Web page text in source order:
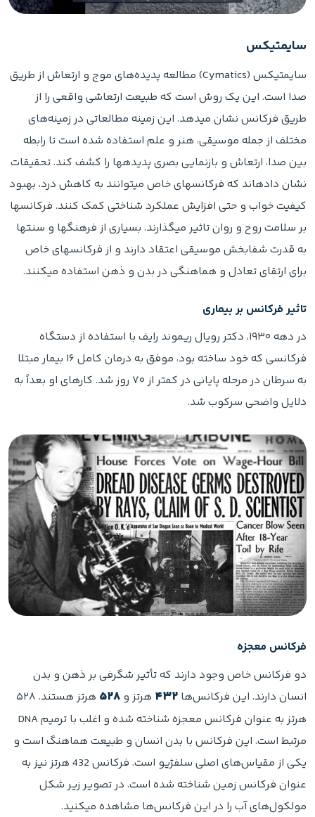
سایمتیکس
سایمتیکس (Cymatics) مطالعه پدیده‌های موج و ارتعاش از طریق
صدا است. این یک روش است که طبیعت ارتعاشی واقعی را از
طریق فرکانس نشان میدهد. این زمینه مطالعاتی در زمینه‌های
مختلف از جمله موسیقی، هنر و علم استفاده شده است تا رابطه
بین صدا، ارتعاش و بازنمایی بصری پدیدهها را کشف کند. تحقیقات
نشان دادهاند که فرکانسهای خاص میتوانند به کاهش درد، بهبود
کیفیت خواب و حتی افزایش عملکرد شناختی کمک کنند. فرکانسها
بر سلامت روح و روان تاثیر میگذارند. بسیاری از فرهنگها و سنتها
به قدرت شفابخش موسیقی اعتقاد دارند و از فرکانسهای خاص
برای ارتقای تعادل و هماهنگی در بدن و ذهن استفاده میکنند.
تاثیر فرکانس بر بیماری
در دهه ۱۹۳۰، دکتر رویال ریموند رایف با استفاده از دستگاه
فرکانسی که خود ساخته بود، موفق به درمان کامل ۱۶ بیمار مبتلا
به سرطان در مرحله پایانی در کمتر از ۷۰ روز شد. کارهای او بعداً به
دلایل واضحی سرکوب شد.
فرکانس معجزه
دو فرکانس خاص وجود دارند که تأثیر شگرفی بر ذهن و بدن
انسان دارند. این فرکانس‌ها ۴۳۲ هرتز و ۵۲۸
هرتز هستند. ۵۲۸
هرتز به عنوان فرکانس معجزه شناخته شده و اغلب با ترمیم DNA
مرتبط است. این فرکانس با بدن انسان و طبیعت هماهنگ است و
یکی از مقیاس‌های اصلی سلفژیو است. فرکانس 432 هرتز نیز به
عنوان فرکانس زمین شناخته شده است. در تصویر زیر شکل
مولکول‌های آب را در این فرکانس‌ها مشاهده میکنید.